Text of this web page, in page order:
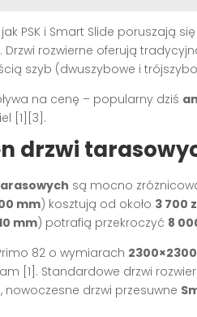
jak PSK i Smart Slide poruszają
rozwierne oferują
szyb (dwuszybowe i
na cenę – popularny dziś
[1][3] .
drzwi
są mocno
mm) kosztują od około 3 700
mm) potrafią przekroczyć 8
82 o wymiarach
[1] . Standardowe drzwi
nowoczesne drzwi przesuwne